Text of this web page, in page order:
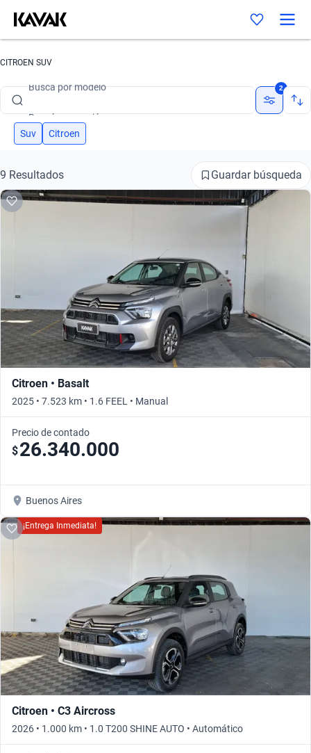
CITROEN SUV
Buscá por marca
Buscá por año
Buscá por modelo
2
Suv Citroen
9 Resultados Guardar búsqueda
Citroen • Basalt
2025 • 7.523 km • 1.6 FEEL • Manual
Precio de contado
$26.340.000
Buenos Aires
¡Entrega Inmediata!
Citroen • C3 Aircross
2026 • 1.000 km • 1.0 T200 SHINE AUTO • Automático